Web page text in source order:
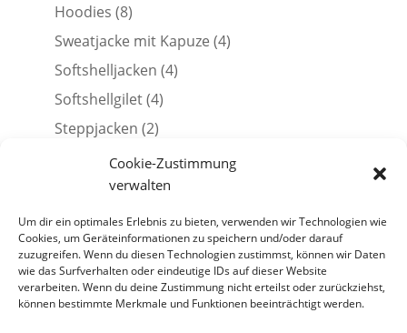
Cookie-Zustimmung
verwalten
Um dir ein optimales Erlebnis zu bieten, verwenden wir Technologien wie
Cookies, um Geräteinformationen zu speichern und/oder darauf
zuzugreifen. Wenn du diesen Technologien zustimmst, können wir Daten
wie das Surfverhalten oder eindeutige IDs auf dieser Website
verarbeiten. Wenn du deine Zustimmung nicht erteilst oder zurückziehst,
können bestimmte Merkmale und Funktionen beeinträchtigt werden.
Hoodies 88
Produkte
Sweatjacke mit Kapuze 44
Softshelljacken 44
Softshellgilet 44
Steppjacken 22
3
Produkte
11
Poltershirts 11
Produkt
Herock Workwear 11
Produkt
Herock Softshelljacken 11
Produkt